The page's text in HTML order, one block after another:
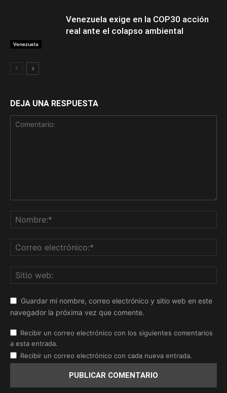
Venezuela
Venezuela exige en la COP30 acción
real ante el colapso ambiental
DEJA UNA RESPUESTA
Guardar mi nombre, correo electrónico y sitio web en este
navegador la próxima vez que comente.
Recibir un correo electrónico con los siguientes comentarios
a esta entrada.
Recibir un correo electrónico con cada nueva entrada.